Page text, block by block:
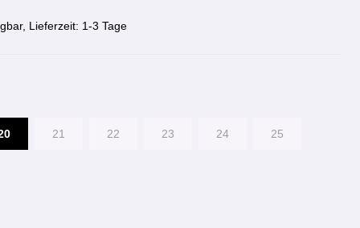
Lieferzeit: 1-3 Tage
21 22 23 24 25